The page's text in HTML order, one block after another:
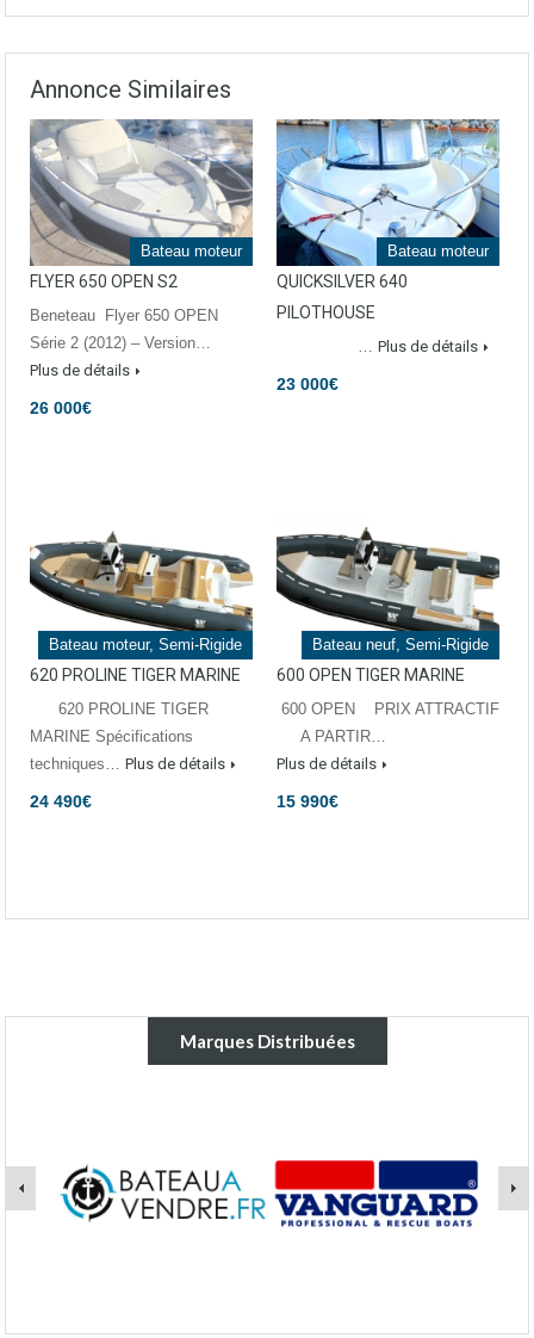
Annonce Similaires
Bateau moteur
FLYER 650 OPEN S2
Beneteau Flyer 650 OPEN
Série 2 (2012) – Version…
Plus de détails
26 000€
Bateau moteur
QUICKSILVER 640
PILOTHOUSE
Plus de détails
23 000€
Bateau moteur, Semi-Rigide
620 PROLINE TIGER MARINE
620 PROLINE TIGER
MARINE Spécifications
techniques… Plus de détails
24 490€
Bateau neuf, Semi-Rigide
600 OPEN TIGER MARINE
600 OPEN PRIX ATTRACTIF
A PARTIR…
Plus de détails
15 990€
Marques Distribuées